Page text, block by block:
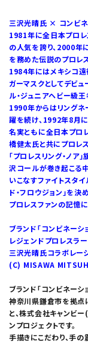
三沢光晴氏 × コンビネ
1981年に全日本プロレ
の人気を誇り、2000年
を務めた伝説のプロレ
1984年にはメキシコ
ガーマスクとしてデビ
ル・ジュニアヘビー級王
1990年からはリングネ
躍を続け、1992年8月
名実ともに全日本プロ
橋健太氏と共にプロレ
「プロレスリング・ノア
沢コールが巻き起こる
いこなすファイトスタ
ド・フロウジョン」を
プロレスファンの記憶に
ブランド「コンビネーシ
レジェンドプロレスラ
三沢光晴氏コラボレー
(C) MISAWA
ブランド「コンビネーシ
神奈川県鎌倉市を拠点
と、株式会社キャンビ
ンプロジェクトです。
手描きにこだわり、手